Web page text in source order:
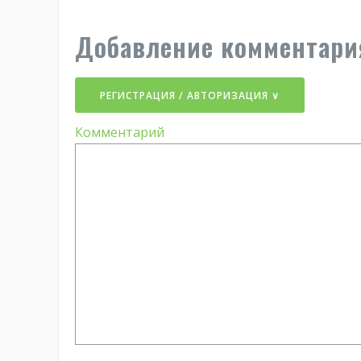
Добавление
РЕГИСТРАЦИЯ / АВТОРИЗАЦИЯ ∨
Комментарий